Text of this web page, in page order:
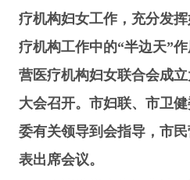
疗机构妇女工作，充分发
疗机构工作中的“半边天”
营医疗机构妇女联合会成
大会召开。市妇联、市卫
委有关领导到会指导，市
表出席会议。